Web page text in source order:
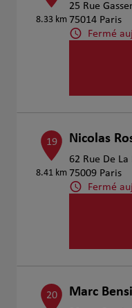
8.33 km
25 Rue
75014 Paris
Fermé
19
8.41 km
Nicolas
62 Rue De
75009 Paris
Fermé
20 Marc